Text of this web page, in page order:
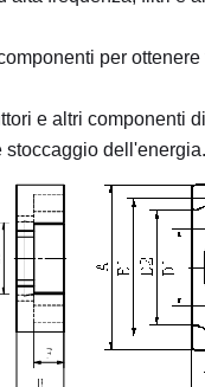
per
e altri componenti
stoccaggio dell'energia.